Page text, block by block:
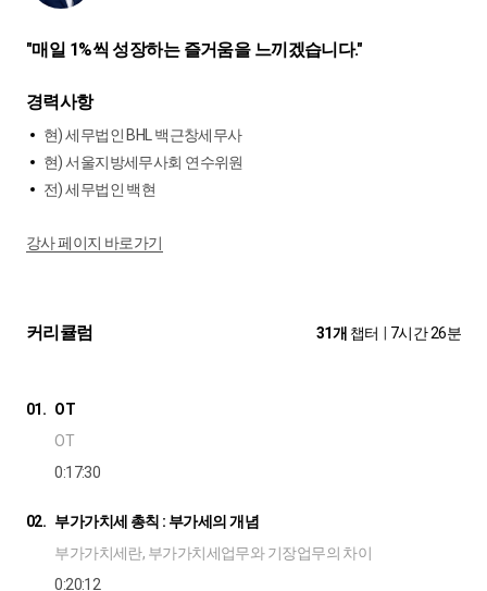
"매일 1%씩 성장하는 즐거움을 느끼겠습니다."
경력사항
현) 세무법인 BHL 백근창세무사
현) 서울지방세무사회 연수위원
전) 세무법인 백현
강사 페이지 바로가기
커리큘럼 31개 챕터 7시간 26분
01. OT
OT
0:17:30
02. 부가가치세 총칙 : 부가세의 개념
부가가치세란, 부가가치세업무와 기장업무의 차이
0:20:12